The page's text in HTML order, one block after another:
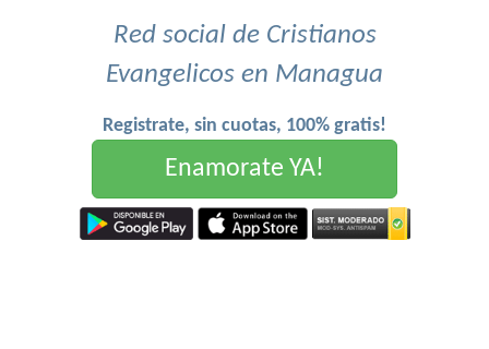
Red social de Cristianos
Evangelicos en Managua
Registrate, sin cuotas, 100% gratis!
Enamorate YA!